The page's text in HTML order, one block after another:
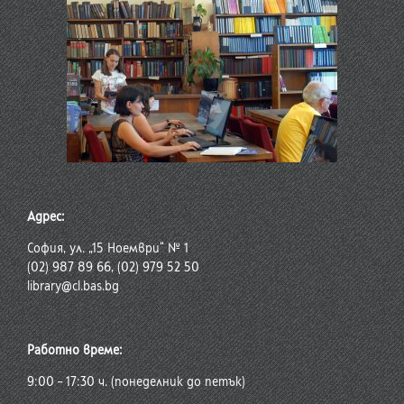
Адрес:
София, ул. „15 Ноември“ № 1
(02) 987 89 66, (02) 979 52 50
library@cl.bas.bg
Работно време:
9:00 – 17:30 ч. (понеделник до петък)